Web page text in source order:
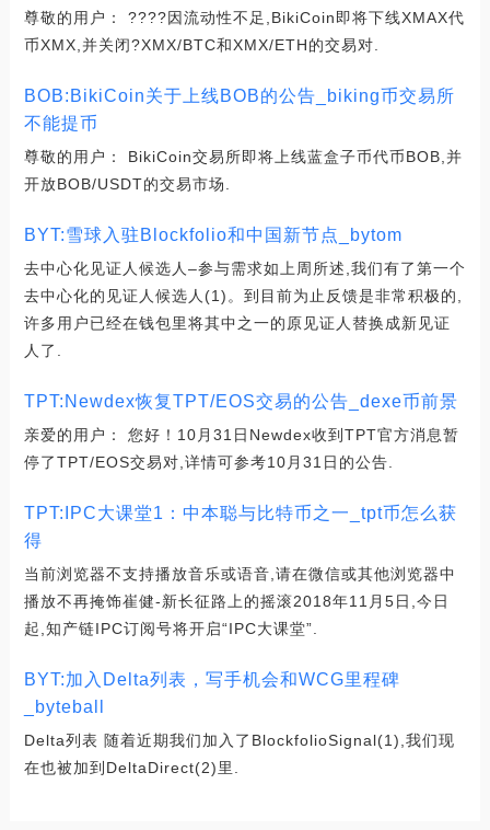
尊敬的用户： ????因流动性不足,BikiCoin即将下线XMAX代
币XMX,并关闭?XMX/BTC和XMX/ETH的交易对.
BOB:BikiCoin关于上线BOB的公告_biking币交易所
不能提币
尊敬的用户： BikiCoin交易所即将上线蓝盒子币代币BOB,并
开放BOB/USDT的交易市场.
BYT:雪球入驻Blockfolio和中国新节点_bytom
去中心化见证人候选人–参与需求如上周所述,我们有了第一个
去中心化的见证人候选人(1)。到目前为止反馈是非常积极的,
许多用户已经在钱包里将其中之一的原见证人替换成新见证
人了.
TPT:Newdex恢复TPT/EOS交易的公告_dexe币前景
亲爱的用户： 您好！10月31日Newdex收到TPT官方消息暂
停了TPT/EOS交易对,详情可参考10月31日的公告.
TPT:IPC大课堂1：中本聪与比特币之一_tpt币怎么获
得
当前浏览器不支持播放音乐或语音,请在微信或其他浏览器中
播放不再掩饰崔健-新长征路上的摇滚2018年11月5日,今日
起,知产链IPC订阅号将开启“IPC大课堂”.
BYT:加入Delta列表，写手机会和WCG里程碑
_byteball
Delta列表 随着近期我们加入了BlockfolioSignal(1),我们现
在也被加到DeltaDirect(2)里.